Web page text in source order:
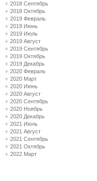
2018 Сентябрь
2018 Октябрь
2019 Февраль
2019 Июнь
2019 Июль
2019 Август
2019 Сентябрь
2019 Октябрь
2019 Декабрь
2020 Февраль
2020 Март
2020 Июнь
2020 Август
2020 Сентябрь
2020 Ноябрь
2020 Декабрь
2021 Июль
2021 Август
2021 Сентябрь
2021 Октябрь
2022 Март